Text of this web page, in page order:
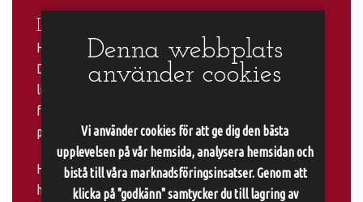
Lite om våra hotellrum…
Hela slottet är restaurang, festvåning och frukostmatsal.
Det finns inga hotellrum i slottsbyggnaden. Hotellrummen
ligger i olika sidobyggnader som spänner över flera sekel;
från 1700-talet till 1900-talet, med ett flertal renoveringar
på 2000-talet.
Här finns allt från mindre dubbelrum till lyxiga
herrgårdssviter med bubbelbadkar. Läs gärna om våra olika
Denna webbplats
använder cookies
Vi använder cookies för att ge dig den bästa
upplevelsen på vår hemsida, analysera hemsidan och
bistå till våra marknadsföringsinsatser. Genom att
klicka på "godkänn" samtycker du till lagring av